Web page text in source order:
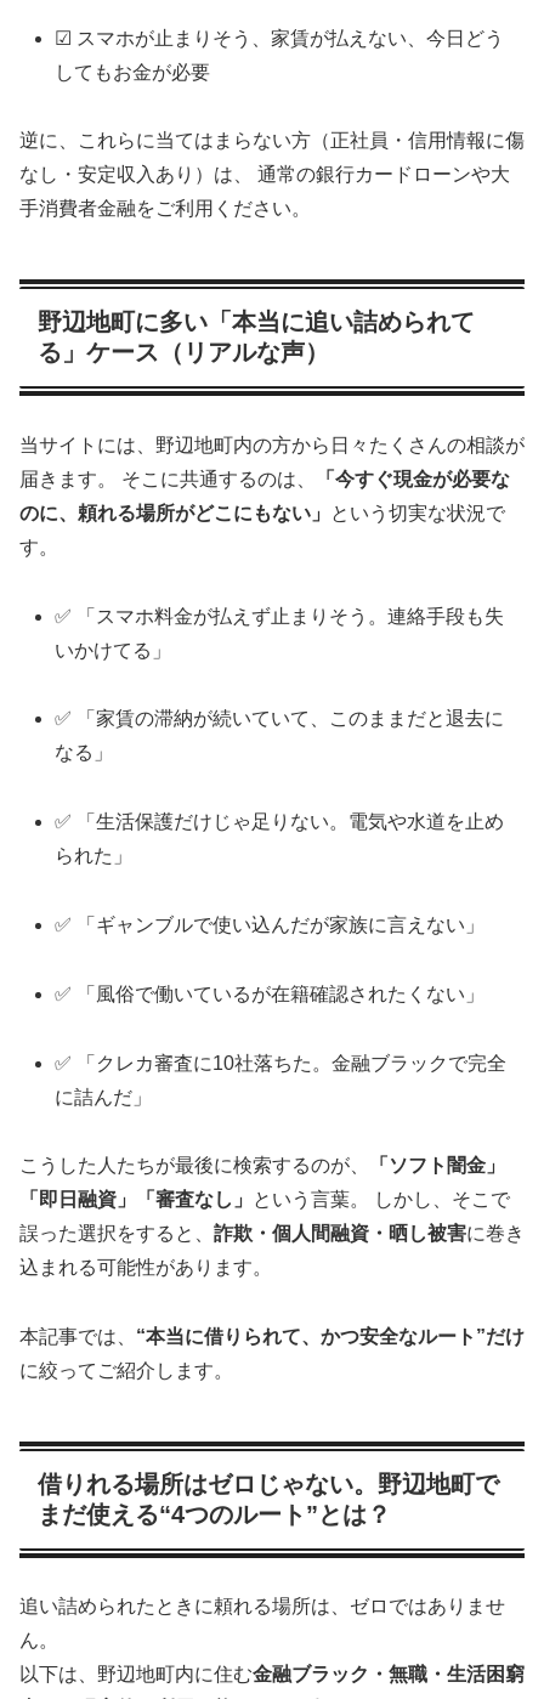
☑ スマホが止まりそう、家賃が払えない、今日どう
してもお金が必要
逆に、これらに当てはまらない方（正社員・信用情報に傷
なし・安定収入あり）は、 通常の銀行カードローンや大
手消費者金融をご利用ください。
野辺地町に多い「本当に追い詰められて
る」ケース（リアルな声）
当サイトには、野辺地町内の方から日々たくさんの相談が
届きます。 そこに共通するのは、
「今すぐ現金が必要な
のに、頼れる場所がどこにもない」
という切実な状況で
す。
✅ 「スマホ料金が払えず止まりそう。連絡手段も失
いかけてる」
✅ 「家賃の滞納が続いていて、このままだと退去に
なる」
✅ 「生活保護だけじゃ足りない。電気や水道を止め
られた」
✅ 「ギャンブルで使い込んだが家族に言えない」
✅ 「風俗で働いているが在籍確認されたくない」
✅ 「クレカ審査に10社落ちた。金融ブラックで完全
に詰んだ」
こうした人たちが最後に検索するのが、
「ソフト闇金」
「即日融資」「審査なし」
という言葉。 しかし、そこで
誤った選択をすると、 詐欺・個人間融資・晒し被害に巻き
込まれる可能性があります。
本記事では、 “本当に借りられて、かつ安全なルート”だけ
に絞ってご紹介します。
借りれる場所はゼロじゃない。野辺地町で
まだ使える“4つのルート”とは？
追い詰められたときに頼れる場所は、ゼロではありませ
ん。
以下は、野辺地町内に住む金融ブラック・無職・生活困窮